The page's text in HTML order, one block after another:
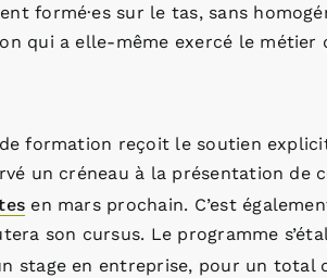
formé·es sur le tas, sans
qui a elle-même exercé le métier
formation reçoit le soutien
un créneau à la présentation de
en mars prochain. C’est
son cursus. Le programme
stage en entreprise, pour un total